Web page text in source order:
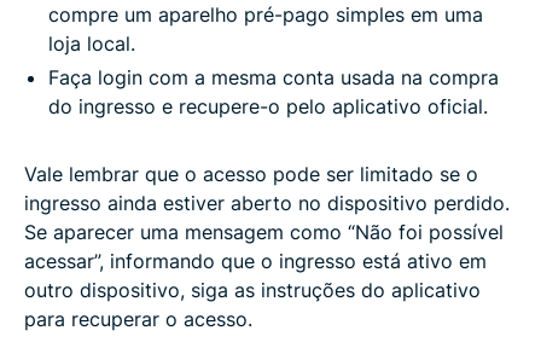
compre um aparelho pré-pago simples em uma
loja local.
Faça login com a mesma conta usada na compra
do ingresso e recupere-o pelo aplicativo oficial.
Vale lembrar que o acesso pode ser limitado se o
ingresso ainda estiver aberto no dispositivo perdido.
Se aparecer uma mensagem como “Não foi possível
acessar”, informando que o ingresso está ativo em
outro dispositivo, siga as instruções do aplicativo
para recuperar o acesso.